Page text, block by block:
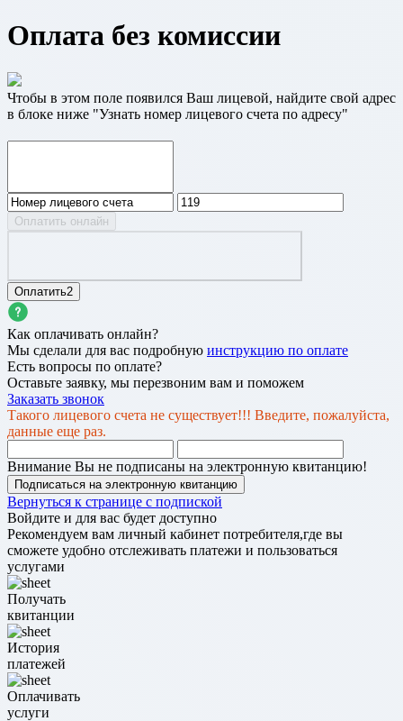
Оплата без комиссии
Чтобы в этом поле появился Ваш лицевой, найдите свой адрес
в блоке ниже "Узнать номер лицевого счета по адресу"
Оплатить онлайн
Оплатить2
Как оплачивать онлайн?
Мы сделали для вас подробную инструкцию по оплате
Есть вопросы по оплате?
Оставьте заявку, мы перезвоним вам и поможем
Заказать звонок
Такого лицевого счета не существует!!! Введите, пожалуйста,
данные еще раз.
Внимание Вы не подписаны на электронную квитанцию!
Вернуться к странице с подпиской
Войдите и для вас будет доступно
Рекомендуем вам личный кабинет потребителя,где вы
сможете удобно отслеживать платежи и пользоваться
услугами
Получать
квитанции
История
платежей
Оплачивать
услуги